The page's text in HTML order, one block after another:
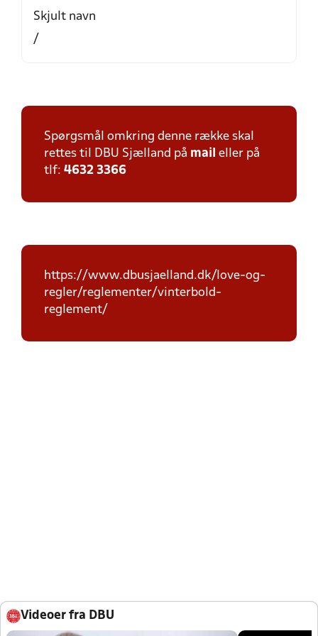
Skjult navn
/
Spørgsmål omkring denne række skal
rettes til DBU Sjælland på mail eller på
tlf: 4632 3366
https://www.dbusjaelland.dk/love-og-
regler/reglementer/vinterbold-
reglement/
Videoer fra DBU